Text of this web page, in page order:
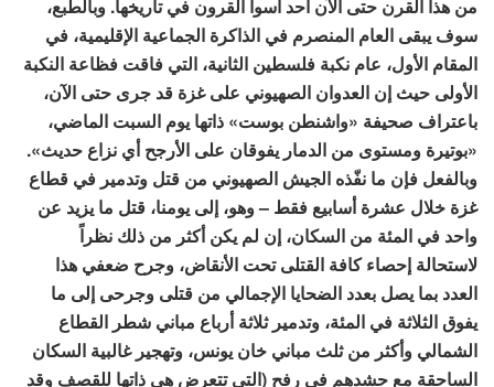
من هذا القرن حتى الآن أحد أسوأ القرون في تاريخها. وبالطبع،
سوف يبقى العام المنصرم في الذاكرة الجماعية الإقليمية، في
المقام الأول، عام نكبة فلسطين الثانية، التي فاقت فظاعة النكبة
الأولى حيث إن العدوان الصهيوني على غزة قد جرى حتى الآن،
باعتراف صحيفة «واشنطن بوست» ذاتها يوم السبت الماضي،
«بوتيرة ومستوى من الدمار يفوقان على الأرجح أي نزاع حديث».
وبالفعل فإن ما نفّذه الجيش الصهيوني من قتل وتدمير في قطاع
غزة خلال عشرة أسابيع فقط – وهو، إلى يومنا، قتل ما يزيد عن
واحد في المئة من السكان، إن لم يكن أكثر من ذلك نظراً
لاستحالة إحصاء كافة القتلى تحت الأنقاض، وجرح ضعفي هذا
العدد بما يصل بعدد الضحايا الإجمالي من قتلى وجرحى إلى ما
يفوق الثلاثة في المئة، وتدمير ثلاثة أرباع مباني شطر القطاع
الشمالي وأكثر من ثلث مباني خان يونس، وتهجير غالبية السكان
الساحقة مع حشدهم في رفح (التي تتعرض هي ذاتها للقصف وقد